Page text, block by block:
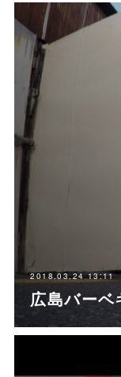
2018.03.24 13:11
広島バー